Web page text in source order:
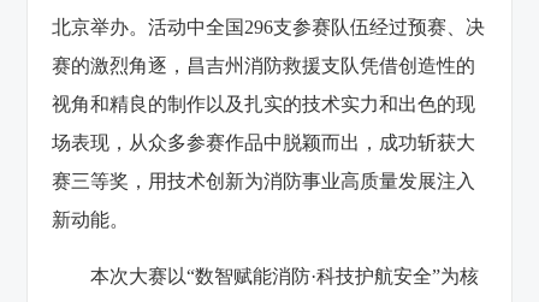
北京举办。活动中全国296支参赛队伍经过预赛、决
赛的激烈角逐，昌吉州消防救援支队凭借创造性的
视角和精良的制作以及扎实的技术实力和出色的现
场表现，从众多参赛作品中脱颖而出，成功斩获大
赛三等奖，用技术创新为消防事业高质量发展注入
新动能。
本次大赛以“数智赋能消防·科技护航安全”为核